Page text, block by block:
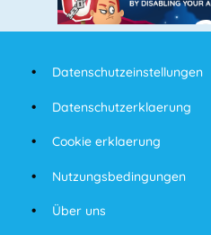
Datenschutzeinstellungen
Datenschutzerklaerung
Cookie erklaerung
Nutzungsbedingungen
Über uns